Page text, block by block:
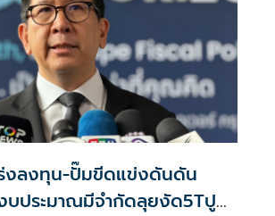
ร่งลงทุน-ปั๊มขีดแข่งดันดัน
บประมาณมีจำกัดลุยงัด5Tปู